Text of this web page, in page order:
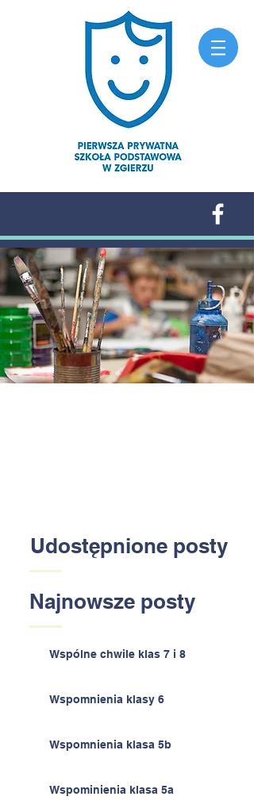
Udostępnione posty
Najnowsze posty
Wspólne chwile klas 7 i 8
Wspomnienia klasy 6
Wspomnienia klasa 5b
Wspominienia klasa 5a